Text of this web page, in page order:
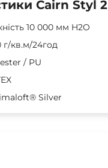
Cairn Styl 2
10 000 мм H2O
г/кв.м/24год
/ PU
Silver